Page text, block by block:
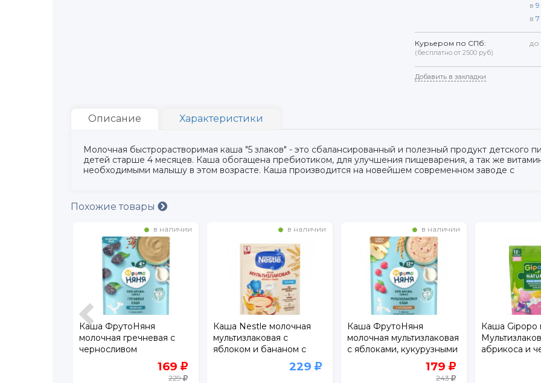
в 9
в 7
Курьером по СПб:
(бесплатно от 2500 руб)
до
Добавить в закладки
Описание Характеристики
Молочная быстрорастворимая каша "5 злаков" - это сбалансированный и полезный продукт детского
детей старше 4 месяцев. Каша обогащена пребиотиком, для улучшения пищеварения, а так же
необходимыми малышу в этом возрасте. Каша производится на новейшем современном заводе с
Похожие товары
в наличии
Каша ФрутоНяня
молочная гречневая с
черносливом
быстрорастворимая, 200
169
229
в наличии
Каша Nestle молочная
мультизлаковая с
яблоком и бананом с
бифидобактериями BL
229
в наличии
Каша ФрутоНяня
молочная мультизлаковая
с яблоками, кукурузными
хлопьями и кусочками
179
243
Каша Gipopo
абрикоса и
сливой с 12